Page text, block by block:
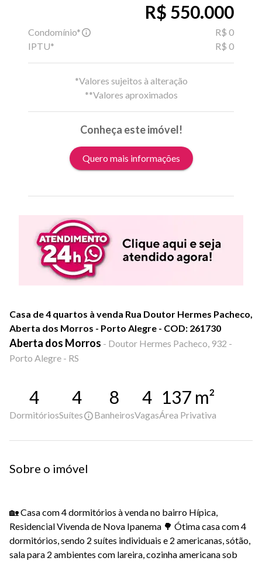
R$ 550.000
Condomínio*
R$ 0
IPTU*
R$ 0
*Valores sujeitos à alteração
**Valores aproximados
Conheça este imóvel!
Quero mais informações
Casa de 4 quartos à venda Rua Doutor Hermes Pacheco,
Aberta dos Morros - Porto Alegre - COD: 261730
Aberta dos Morros - Doutor Hermes Pacheco, 932 -
Porto Alegre - RS
4
Dormitórios
4
Suítes
8
Banheiros
4
Vagas
137 m²
Área Privativa
Sobre o imóvel
🏡 Casa com 4 dormitórios à venda no bairro Hípica,
Residencial Vivenda de Nova Ipanema 🌳 Ótima casa com 4
dormitórios, sendo 2 suítes individuais e 2 americanas, sótão,
sala para 2 ambientes com lareira, cozinha americana sob